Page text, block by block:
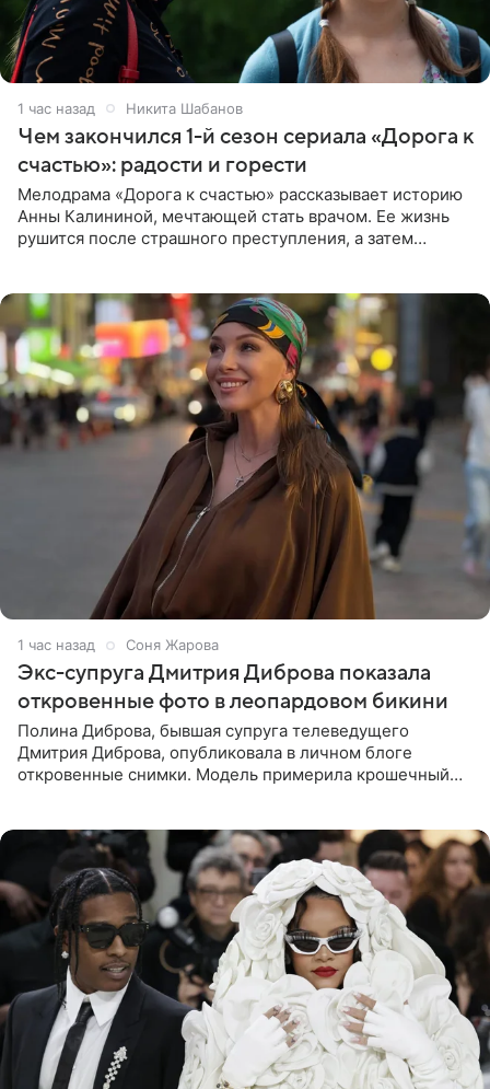
1 час назад Никита Шабанов
Чем закончился 1-й сезон сериала «Дорога к
счастью»: радости и горести
Мелодрама «Дорога к счастью» рассказывает историю
Анны Калининой, мечтающей стать врачом. Ее жизнь
рушится после страшного преступления, а затем
1 час назад Соня Жарова
Экс-супруга Дмитрия Диброва показала
откровенные фото в леопардовом бикини
Полина Диброва, бывшая супруга телеведущего
Дмитрия Диброва, опубликовала в личном блоге
откровенные снимки. Модель примерила крошечный